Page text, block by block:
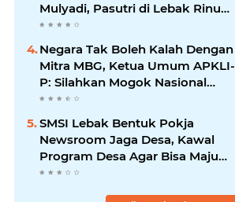
Mulyadi, Pasutri di Lebak Rinu
Cikate Lebak Rugi Rp 12 Juta
Negara Tak Boleh Kalah Dengan
Mitra MBG, Ketua Umum APKLI-
P: Silahkan Mogok Nasional
Ganti Kantin Sekolah
SMSI Lebak Bentuk Pokja
Newsroom Jaga Desa, Kawal
Program Desa Agar Bisa Maju
dan Mandiri